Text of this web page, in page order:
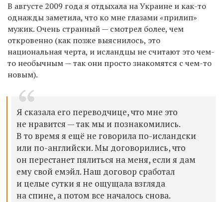
В августе 2009 года я отдыхала на Украине и как-то
однажды заметила, что ко мне глазами «прилип»
мужик. Очень странный — смотрел более, чем
откровенно (как позже выяснилось, это
национальная черта, и исландцы не считают это чем-
то необычным — так они просто знакомятся с чем-то
новым).
Я сказала его переводчице, что мне это
не нравится — так мы и познакомились.
В то время я ещё не говорила по-исландски
или по-английски. Мы договорились, что
он перестанет пялиться на меня, если я дам
ему свой емэйл. Наш договор сработал
и целые сутки я не ощущала взгляда
на спине, а потом все началось снова.